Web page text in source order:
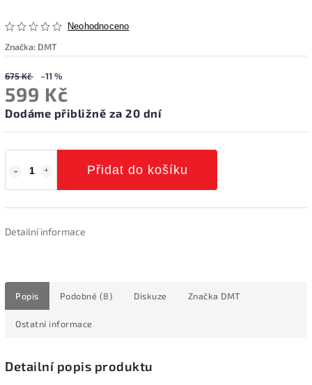
Neohodnoceno
Značka: DMT
675 Kč –11 %
599 Kč
Dodáme přibližně za 20 dní
Přidat do košíku
Detailní informace
Popis Podobné (8) Diskuze Značka DMT
Ostatní informace
Detailní popis produktu